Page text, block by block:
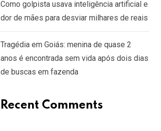
Como golpista usava inteligência artificial e
dor de mães para desviar milhares de reais
Tragédia em Goiás: menina de quase 2
anos é encontrada sem vida após dois dias
de buscas em fazenda
Recent Comments